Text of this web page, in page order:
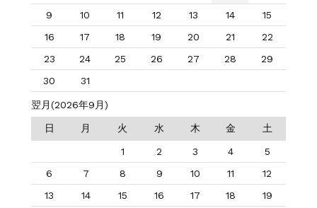
9
10 11 12 13 14
15
16
17 18 19 20 21
22
23
24 25 26 27 28
29
30
31
翌月(2026年9月)
日 月 火 水 木 金 土
1 2 3 4
5
6
7 8 9 10 11
12
13
14 15 16 17 18
19